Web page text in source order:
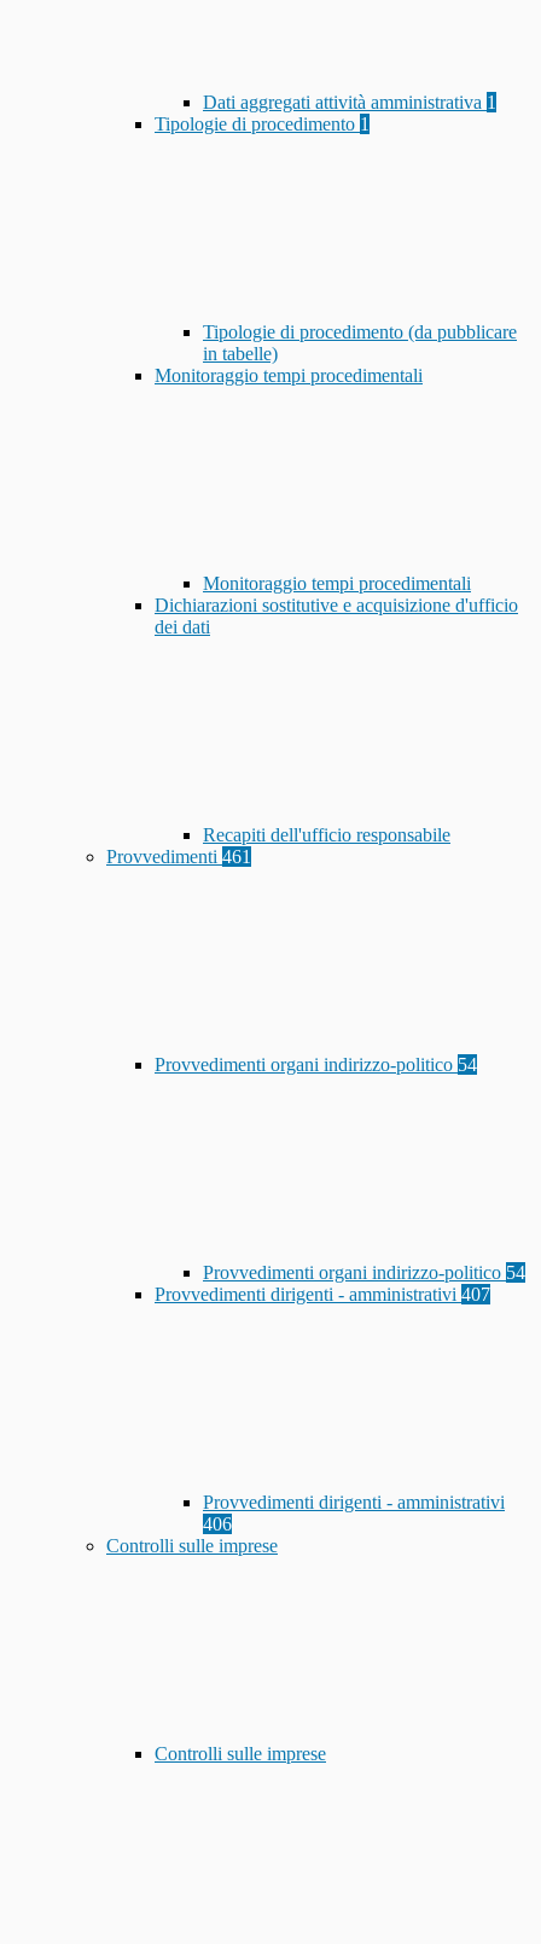
Dati aggregati attività amministrativa 1
Tipologie di procedimento 1
Tipologie di procedimento (da pubblicare
in tabelle)
Monitoraggio tempi procedimentali
Monitoraggio tempi procedimentali
Dichiarazioni sostitutive e acquisizione d'ufficio
dei dati
Recapiti dell'ufficio responsabile
Provvedimenti 461
Provvedimenti organi indirizzo-politico 54
Provvedimenti organi indirizzo-politico 54
Provvedimenti dirigenti - amministrativi 407
Provvedimenti dirigenti - amministrativi
406
Controlli sulle imprese
Controlli sulle imprese